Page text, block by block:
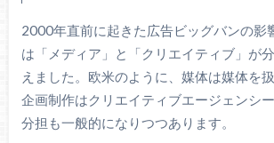
2000年直前に起きた広告ビッグバンの影
は「メディア」と「クリエイティブ」が
えました。欧米のように、媒体は媒体を
企画制作はクリエイティブエージェンシ
分担も一般的になりつつあります。